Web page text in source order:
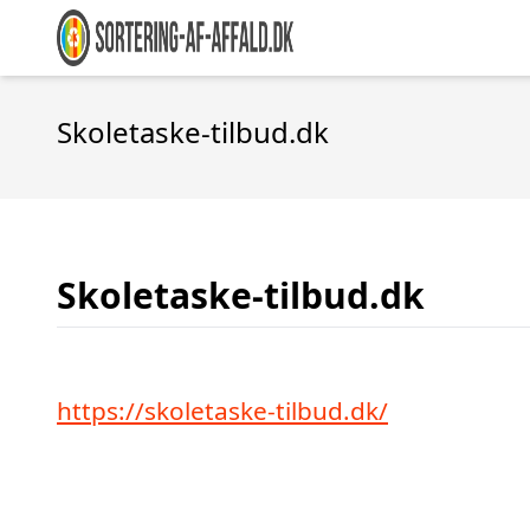
Skoletaske-tilbud.dk
Skoletaske-tilbud.dk
https://skoletaske-tilbud.dk/